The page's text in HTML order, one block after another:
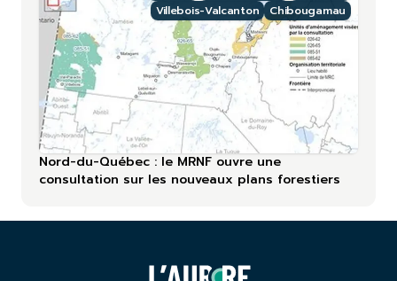
Villebois-Valcanton
Chibougamau
Nord-du-Québec : le MRNF ouvre une
consultation sur les nouveaux plans forestiers